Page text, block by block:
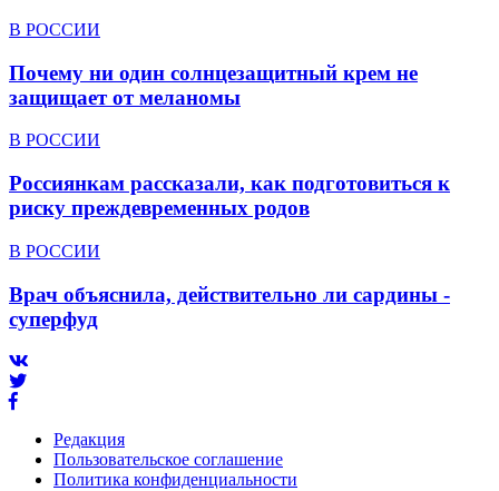
В РОССИИ
Почему ни один солнцезащитный крем не
защищает от меланомы
В РОССИИ
Россиянкам рассказали, как подготовиться к
риску преждевременных родов
В РОССИИ
Врач объяснила, действительно ли сардины -
суперфуд
Редакция
Пользовательское соглашение
Политика конфиденциальности